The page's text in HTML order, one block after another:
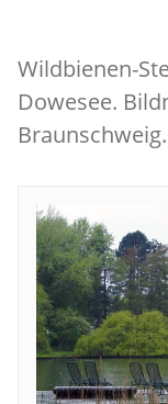
Wildbienen-
Dowesee.
Braunschweig.